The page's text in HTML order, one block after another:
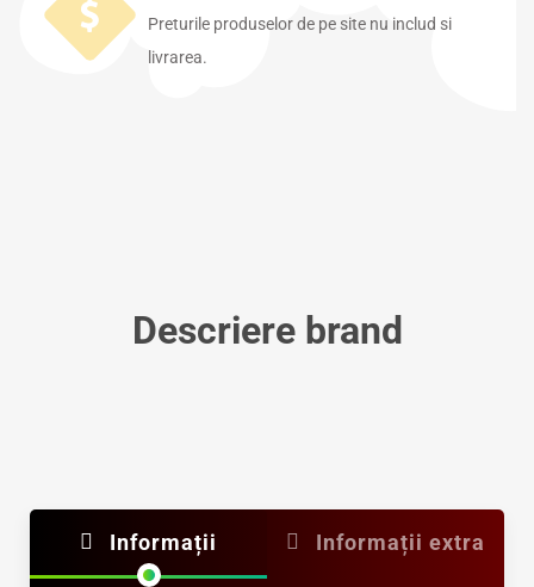
Preturile produselor de pe site nu includ si
livrarea.
Descriere brand
Informații Informații extra